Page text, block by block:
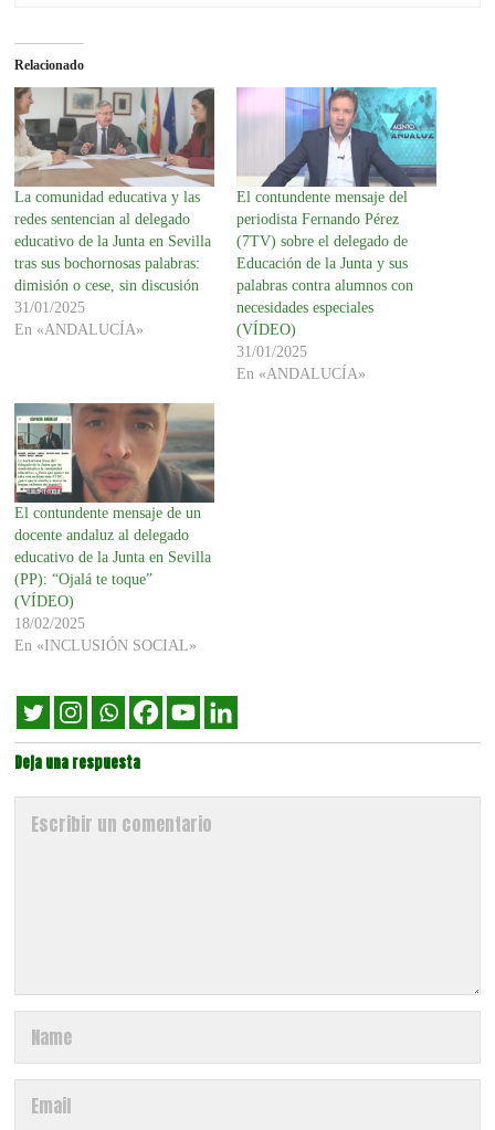
Relacionado
La comunidad educativa y las
redes sentencian al delegado
educativo de la Junta en Sevilla
tras sus bochornosas palabras:
dimisión o cese, sin discusión
31/01/2025
En «ANDALUCÍA»
El contundente mensaje del
periodista Fernando Pérez
(7TV) sobre el delegado de
Educación de la Junta y sus
palabras contra alumnos con
necesidades especiales
(VÍDEO)
31/01/2025
En «ANDALUCÍA»
El contundente mensaje de un
docente andaluz al delegado
educativo de la Junta en Sevilla
(PP): “Ojalá te toque”
(VÍDEO)
18/02/2025
En «INCLUSIÓN SOCIAL»
Deja una respuesta